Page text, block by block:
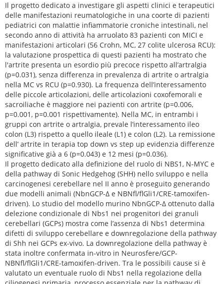
Il progetto dedicato a investigare gli aspetti clinici e terapeutici
delle manifestazioni reumatologiche in una coorte di pazienti
pediatrici con malattie infiammatorie croniche intestinali, nel
secondo anno di attività ha arruolato 83 pazienti con MICI e
manifestazioni articolari (56 Crohn, MC, 27 colite ulcerosa RCU):
la valutazione prospettica di questi pazienti ha mostrato che
l'artrite presenta un esordio più precoce rispetto all’artralgia
(p=0.031), senza differenza in prevalenza di artrite o artralgia
nella MC vs RCU (p=0.930). La frequenza dell’interessamento
delle piccole articolazioni, delle articolazioni coxofemorali e
sacroiliache è maggiore nei pazienti con artrite (p=0.006,
p=0.001, p=0.001 rispettivamente). Nella MC, in entrambi i
gruppi con artrite o artralgia, prevale l’interessamento ileo
colon (L3) rispetto a quello ileale (L1) e colon (L2). La remissione
dell’ artrite in terapia top down vs step up evidenzia differenze
significative già a 6 (p=0.043) e 12 mesi (p=0.036).
Il progetto dedicato alla definizione del ruolo di NBS1, N-MYC e
della pathway di Sonic Hedgehog (SHH) nello sviluppo e nella
carcinogenesi cerebellare nel II anno è proseguito generando
due modelli animali (NbnGCP-∆ e NBNfl/flGli1/CRE-tamoxifen-
driven). Lo studio del modello murino NbnGCP-∆ ottenuto dalla
delezione condizionale di Nbs1 nei progenitori dei granuli
cerebellari (GCPs) mostra come l’assenza di Nbs1 determina
difetti di sviluppo cerebellare e downregolazione della pathway
di Shh nei GCPs ex-vivo. La downregolazione della pathway è
stata inoltre confermata in-vitro in Neurosfere/GCP-
NBNfl/flGli1/CRE-tamoxifen-driven. Tra le possibili cause si è
valutato un eventuale ruolo di Nbs1 nella regolazione della